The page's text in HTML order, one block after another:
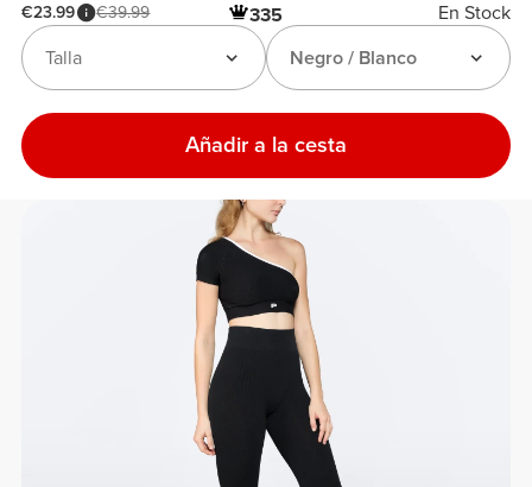
€23.99 €39.99 335
En Stock
Negro / Blanco
Talla
Añadir a la cesta